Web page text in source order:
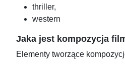
thriller,
western
Jaka jest kompozycja
Elementy tworzące